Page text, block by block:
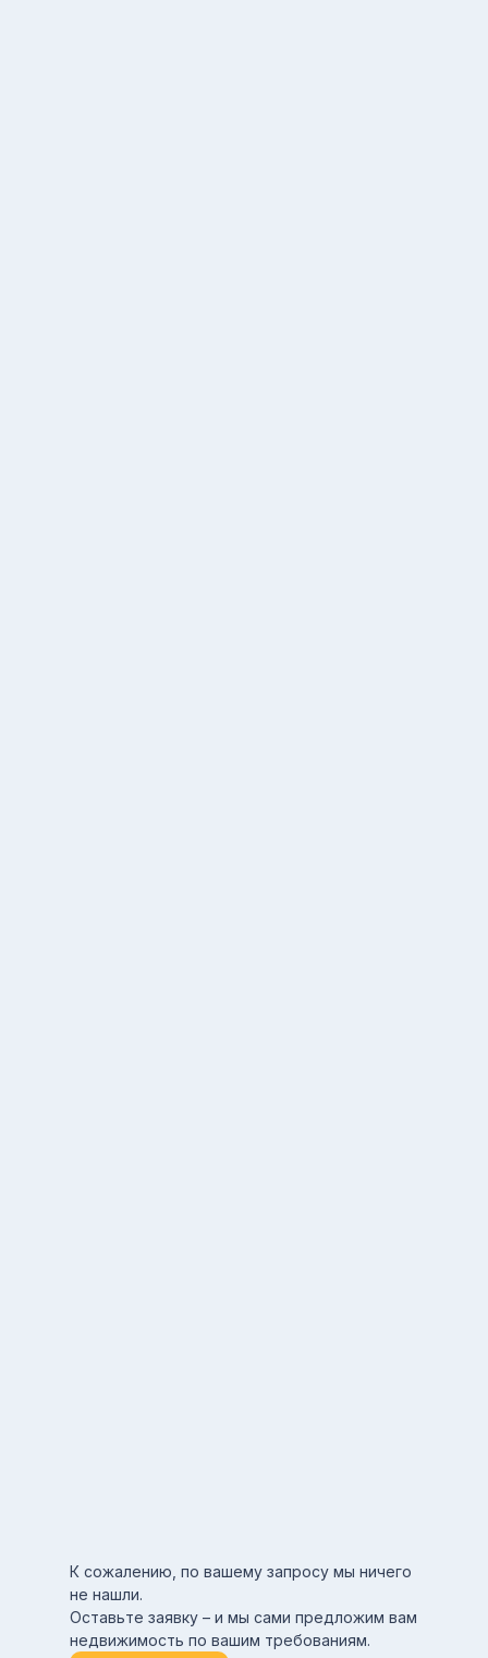
К сожалению, по вашему запросу мы ничего
не нашли.
Оставьте заявку – и мы сами предложим вам
недвижимость по вашим требованиям.